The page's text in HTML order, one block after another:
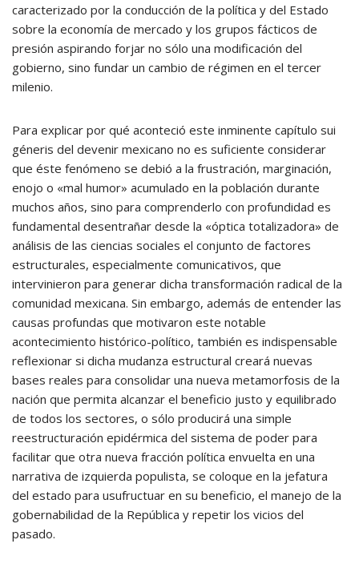
caracterizado por la conducción de la política y del Estado
sobre la economía de mercado y los grupos fácticos de
presión aspirando forjar no sólo una modificación del
gobierno, sino fundar un cambio de régimen en el tercer
milenio.
Para explicar por qué aconteció este inminente capítulo sui
géneris del devenir mexicano no es suficiente considerar
que éste fenómeno se debió a la frustración, marginación,
enojo o «mal humor» acumulado en la población durante
muchos años, sino para comprenderlo con profundidad es
fundamental desentrañar desde la «óptica totalizadora» de
análisis de las ciencias sociales el conjunto de factores
estructurales, especialmente comunicativos, que
intervinieron para generar dicha transformación radical de la
comunidad mexicana. Sin embargo, además de entender las
causas profundas que motivaron este notable
acontecimiento histórico-político, también es indispensable
reflexionar si dicha mudanza estructural creará nuevas
bases reales para consolidar una nueva metamorfosis de la
nación que permita alcanzar el beneficio justo y equilibrado
de todos los sectores, o sólo producirá una simple
reestructuración epidérmica del sistema de poder para
facilitar que otra nueva fracción política envuelta en una
narrativa de izquierda populista, se coloque en la jefatura
del estado para usufructuar en su beneficio, el manejo de la
gobernabilidad de la República y repetir los vicios del
pasado.